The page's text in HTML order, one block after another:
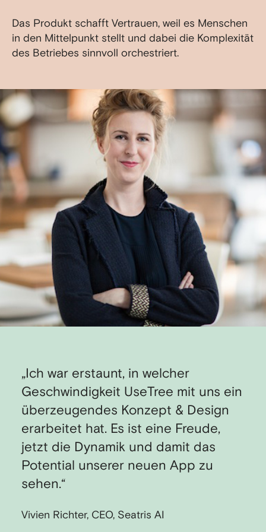
Das Produkt schafft Vertrauen, weil es Menschen
in den Mittelpunkt stellt und dabei die Komplexität
des Betriebes sinnvoll orchestriert.
„Ich war erstaunt, in welcher
Geschwindigkeit UseTree mit uns ein
überzeugendes Konzept & Design
erarbeitet hat. Es ist eine Freude,
jetzt die Dynamik und damit das
Potential unserer neuen App zu
sehen.“
Vivien Richter, CEO, Seatris AI